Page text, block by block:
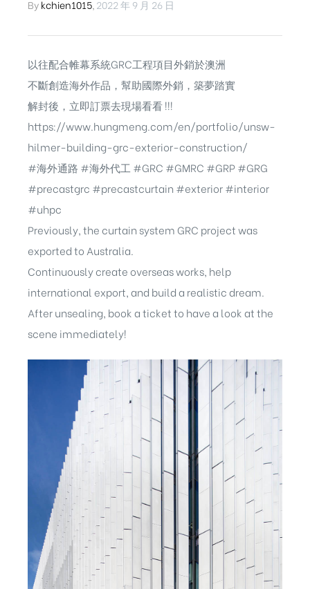
Bykchien1015 2022 年 9 月 26 日
以往配合帷幕系統GRC工程項目外銷於澳洲
不斷創造海外作品，幫助國際外銷，築夢踏實
解封後，立即訂票去現場看看 !!!
https://www.hungmeng.com/en/portfolio/unsw-
hilmer-building-grc-exterior-construction/
#海外通路 #海外代工 #GRC #GMRC #GRP#GRG
#precastgrc #precastcurtain #exterior#interior
#uhpc
Previously, the curtain system GRC project was
exported to Australia.
Continuously create overseas works, help
international export, and build a realistic dream.
After unsealing, book a ticket to have a look at the
scene immediately!